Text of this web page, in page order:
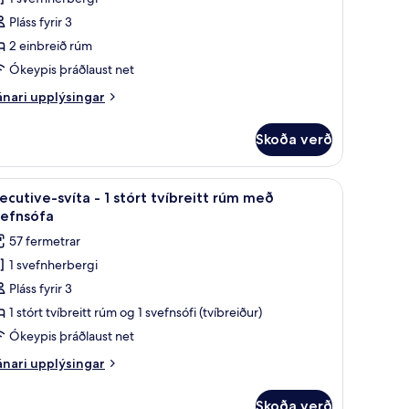
Pláss fyrir 3
2 einbreið rúm
Ókeypis þráðlaust net
upplýsingar
Skoða verð
öryggishólf í herbergi, skrifborðExecutive-svíta - 1 stórt tvíbreitt rúm með
10
svíta - 1 stórt tvíbreitt rúm með
57 fermetrar
1 svefnherbergi
Pláss fyrir 3
1 stórt tvíbreitt rúm og 1 svefnsófi (tvíbreiður)
Ókeypis þráðlaust net
upplýsingar
Skoða verð